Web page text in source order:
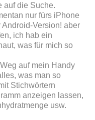
auf die Suche.
nur fürs iPhone
Version! aber
ich hab ein
was für mich so
auf mein Handy
was man so
Stichwörtern
anzeigen lassen,
usw.